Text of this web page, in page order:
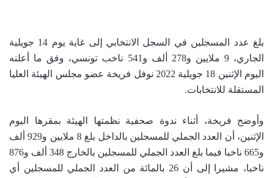
بلغ عدد المسجلين في السجل الانتخابي إلى غاية يوم 14 جويلية
الجاري، 9 ملايين و278 ألف و541 ناخب تونسي، وفق ما أعلنه
اليوم الإثنين 18 جويلية 2022 نوفل فريخة عضو مجلس الهيئة العليا
المستقلة للانتخابات.
وأوضح فريخة، أثناء ندوة صحفية نظمتها الهيئة بمقرها اليوم
الإثنين، أن العدد الجملي للمسجلين بالداخل بلغ 8 ملايين و929 ألف
و665 ناخبا فيما بلغ العدد الجملي للمسجلين بالخارج 348 ألف و876
ناخبا، مشيرا إلى أن 26 بالمائة من العدد الجملي للمسجلين أي